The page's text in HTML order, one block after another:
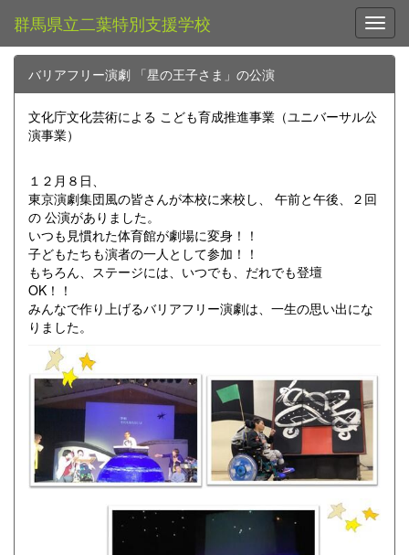
群馬県立二葉特別支援学校
バリアフリー演劇 「星の王子さま」の公演
文化庁文化芸術による こども育成推進事業（ユニバーサル公
演事業）
１２月８日、
東京演劇集団風の皆さんが本校に来校し、 午前と午後、２回
の 公演がありました。
いつも見慣れた体育館が劇場に変身！！
子どもたちも演者の一人として参加！！
もちろん、ステージには、いつでも、だれでも登壇
OK！！
みんなで作り上げるバリアフリー演劇は、一生の思い出にな
りました。